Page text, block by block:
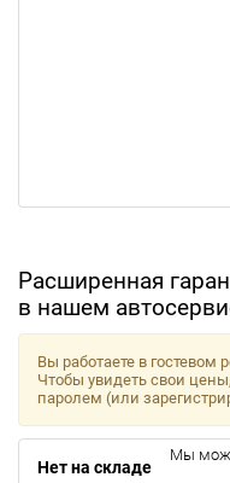
Расширенная
в нашем
Вы работаете в
Чтобы увидеть свои
паролем (или
Нет на складе
Мы